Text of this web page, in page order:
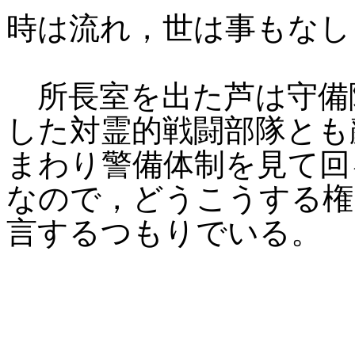
時は流れ，世は事もな
所長室を出た芦は守備
した対霊的戦闘部隊と
まわり警備体制を見て
なので，どうこうする
言するつもりでいる。